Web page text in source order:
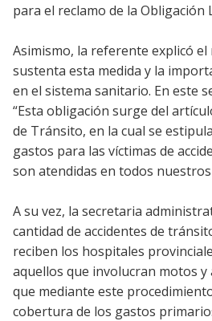
para el reclamo de la Obligación
Asimismo, la referente explicó el
sustenta esta medida y la
en el sistema sanitario. En este
“Esta obligación surge del
de Tránsito, en la cual se
gastos para las víctimas de
son atendidas en todos
A su vez, la secretaria
cantidad de accidentes de
reciben los hospitales
aquellos que involucran motos y
que mediante este
cobertura de los gastos